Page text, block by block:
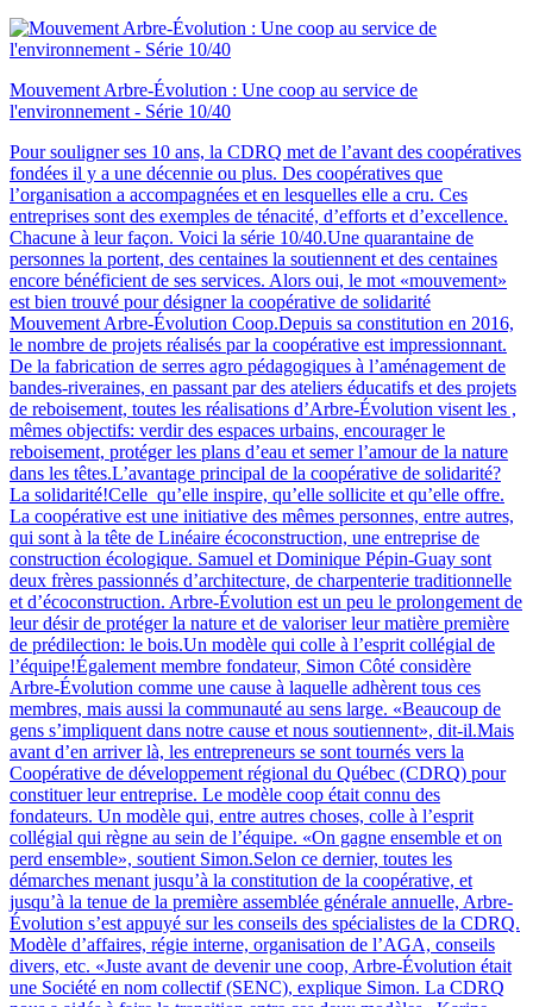
Mouvement Arbre-Évolution : Une coop au service de
l'environnement - Série 10/40
Pour souligner ses 10 ans, la CDRQ met de l’avant des coopératives
fondées il y a une décennie ou plus. Des coopératives que
l’organisation a accompagnées et en lesquelles elle a cru. Ces
entreprises sont des exemples de ténacité, d’efforts et d’excellence.
Chacune à leur façon. Voici la série 10/40.Une quarantaine de
personnes la portent, des centaines la soutiennent et des centaines
encore bénéficient de ses services. Alors oui, le mot «mouvement»
est bien trouvé pour désigner la coopérative de solidarité
Mouvement Arbre-Évolution Coop.Depuis sa constitution en 2016,
le nombre de projets réalisés par la coopérative est impressionnant.
De la fabrication de serres agro pédagogiques à l’aménagement de
bandes-riveraines, en passant par des ateliers éducatifs et des projets
de reboisement, toutes les réalisations d’Arbre-Évolution visent les ,
mêmes objectifs: verdir des espaces urbains, encourager le
reboisement, protéger les plans d’eau et semer l’amour de la nature
dans les têtes.L’avantage principal de la coopérative de solidarité?
La solidarité!Celle qu’elle inspire, qu’elle sollicite et qu’elle offre.
La coopérative est une initiative des mêmes personnes, entre autres,
qui sont à la tête de Linéaire écoconstruction, une entreprise de
construction écologique. Samuel et Dominique Pépin-Guay sont
deux frères passionnés d’architecture, de charpenterie traditionnelle
et d’écoconstruction. Arbre-Évolution est un peu le prolongement de
leur désir de protéger la nature et de valoriser leur matière première
de prédilection: le bois.Un modèle qui colle à l’esprit collégial de
l’équipe!Également membre fondateur, Simon Côté considère
Arbre-Évolution comme une cause à laquelle adhèrent tous ces
membres, mais aussi la communauté au sens large. «Beaucoup de
gens s’impliquent dans notre cause et nous soutiennent», dit-il.Mais
avant d’en arriver là, les entrepreneurs se sont tournés vers la
Coopérative de développement régional du Québec (CDRQ) pour
constituer leur entreprise. Le modèle coop était connu des
fondateurs. Un modèle qui, entre autres choses, colle à l’esprit
collégial qui règne au sein de l’équipe. «On gagne ensemble et on
perd ensemble», soutient Simon.Selon ce dernier, toutes les
démarches menant jusqu’à la constitution de la coopérative, et
jusqu’à la tenue de la première assemblée générale annuelle, Arbre-
Évolution s’est appuyé sur les conseils des spécialistes de la CDRQ.
Modèle d’affaires, régie interne, organisation de l’AGA, conseils
divers, etc. «Juste avant de devenir une coop, Arbre-Évolution était
une Société en nom collectif (SENC), explique Simon. La CDRQ